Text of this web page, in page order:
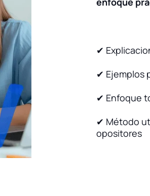
✔
✔ Ejemplos
✔ Enfoque
✔ Método
opositores